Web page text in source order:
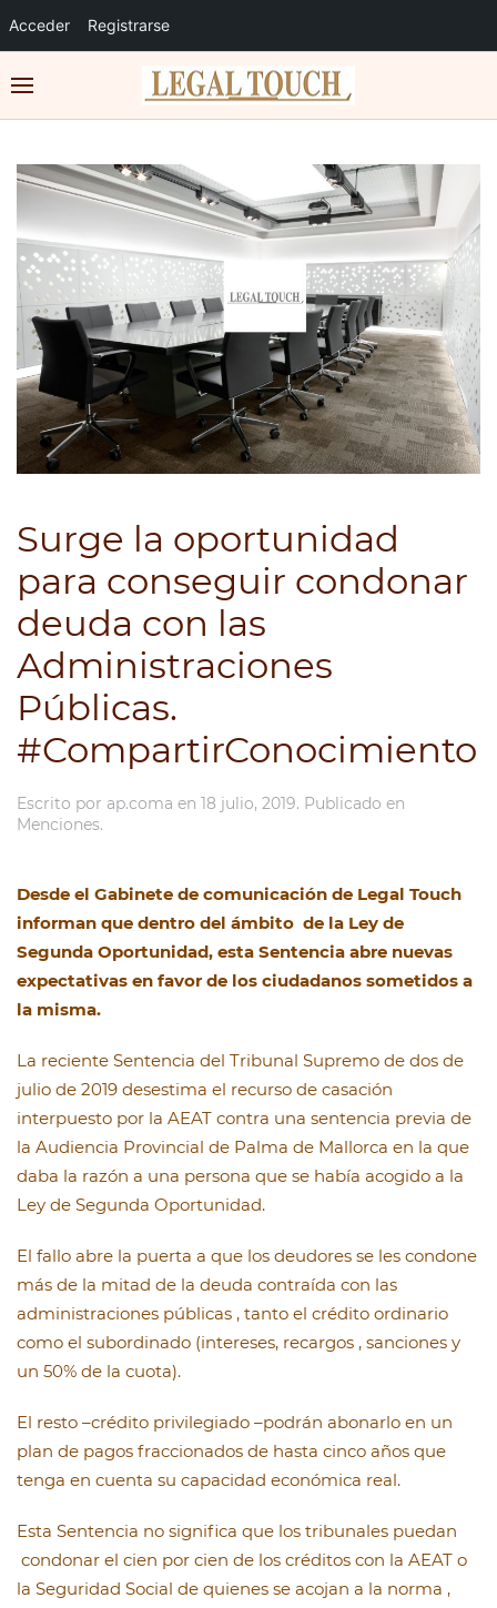
Acceder Registrarse
Surge la oportunidad
para conseguir condonar
deuda con las
Administraciones
Públicas.
#CompartirConocimiento
Escrito por ap.coma en 18 julio, 2019. Publicado en
Menciones.
Desde el Gabinete de comunicación de Legal Touch
informan que dentro del ámbito de la Ley de
Segunda Oportunidad, esta Sentencia abre nuevas
expectativas en favor de los ciudadanos sometidos a
la misma.
La reciente Sentencia del Tribunal Supremo de dos de
julio de 2019 desestima el recurso de casación
interpuesto por la AEAT contra una sentencia previa de
la Audiencia Provincial de Palma de Mallorca en la que
daba la razón a una persona que se había acogido a la
Ley de Segunda Oportunidad.
El fallo abre la puerta a que los deudores se les condone
más de la mitad de la deuda contraída con las
administraciones públicas , tanto el crédito ordinario
como el subordinado (intereses, recargos , sanciones y
un 50% de la cuota).
El resto –crédito privilegiado –podrán abonarlo en un
plan de pagos fraccionados de hasta cinco años que
tenga en cuenta su capacidad económica real.
Esta Sentencia no significa que los tribunales puedan
condonar el cien por cien de los créditos con la AEAT o
la Seguridad Social de quienes se acojan a la norma ,